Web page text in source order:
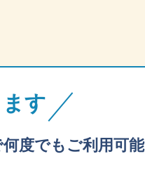
す
度でもご利用可能